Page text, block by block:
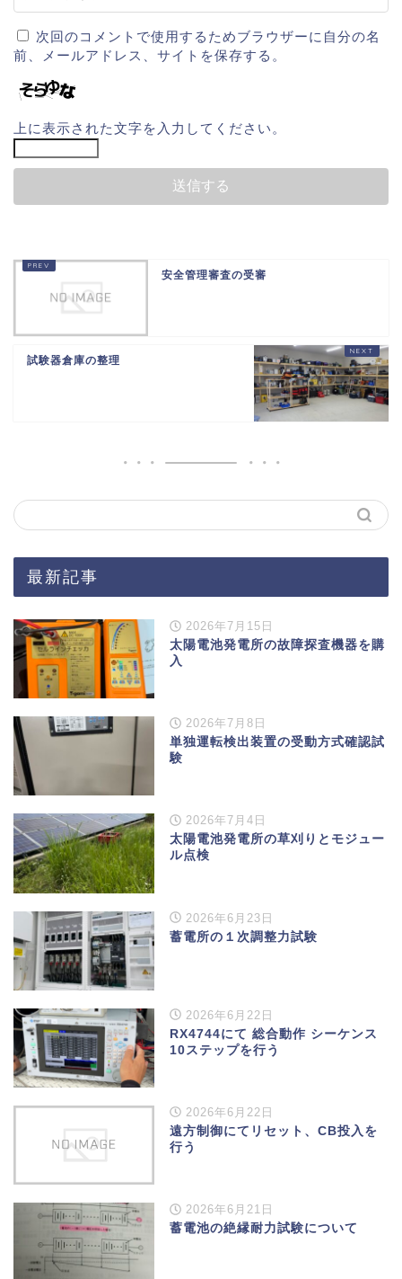
次回のコメントで使用するためブラウザーに自分の名
前、メールアドレス、サイトを保存する。
上に表示された文字を入力してください。
安全管理審査の受審
試験器倉庫の整理
最新記事
2026年7月15日
太陽電池発電所の故障探査機器を購
入
2026年7月8日
単独運転検出装置の受動方式確認試
験
2026年7月4日
太陽電池発電所の草刈りとモジュー
ル点検
2026年6月23日
蓄電所の１次調整力試験
2026年6月22日
RX4744にて 総合動作 シーケンス
10ステップを行う
2026年6月22日
遠方制御にてリセット、CB投入を
行う
2026年6月21日
蓄電池の絶縁耐力試験について